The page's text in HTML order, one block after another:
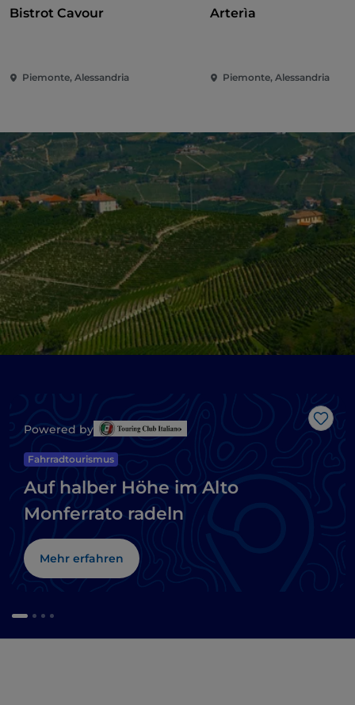
Bistrot Cavour
Piemonte, Alessandria
Arterìa
Piemonte, Alessandria
Like
Powered by
Fahrradtourismus
Auf halber Höhe im Alto
Monferrato radeln
Mehr erfahren